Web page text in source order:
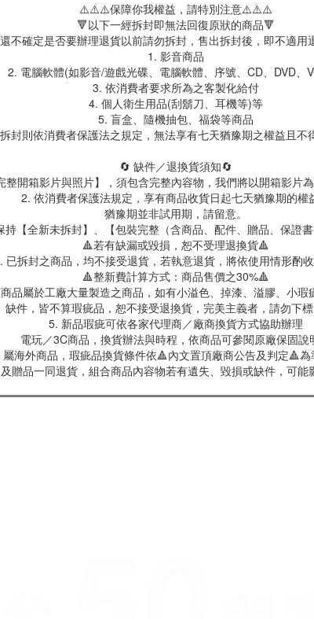
⚠️⚠️⚠️保障你我權益，請特別注意⚠️⚠️⚠️
🔻以下一經拆封即無法回復原狀的商品🔻
不確定是否要辦理退貨以前請勿拆封，售出拆封後，即不適用
1. 影音商品
2. 電腦軟體(如影音/遊戲光碟、電腦軟體、序號、CD、DVD、
3. 依消費者要求所為之客製化給付
4. 個人衛生用品(刮鬍刀、耳機等)等
5. 盲盒、隨機抽包、福袋等商品
封則依消費者保護法之規定，無法享有七天猶豫期之權益且不
🔄 缺件／退換貨須知🔄
開箱影片與照片】，須包含完整內容物，我們將以開箱影片
2. 依消費者保護法規定，享有商品收貨日起七天猶豫期的權
猶豫期並非試用期，請留意。
持【全新未拆封】、【包裝完整（含商品、配件、贈品、保證書
🔺若有缺漏或毀損，恕不受理退換貨🔺
已拆封之商品，均不接受退貨，若執意退貨，將依使用情形酌收
🔺整新費計算方式：商品售價之30%🔺
品屬於工廠大量製造之商品，如有小溢色、掉漆、溢膠、小瑕
缺件，皆不算瑕疵品，恕不接受退換貨，完美主義者，請勿下標
5. 新品瑕疵可依各家代理商／廠商換貨方式協助辦理
電玩／3C商品，換貨辦法與時程，依商品可參閱原廠保固說
海外商品，瑕疵品換貨條件依🔺內文置頂廠商公告及判定🔺為
品一同退貨，組合商品內容物若有遺失、毀損或缺件，可